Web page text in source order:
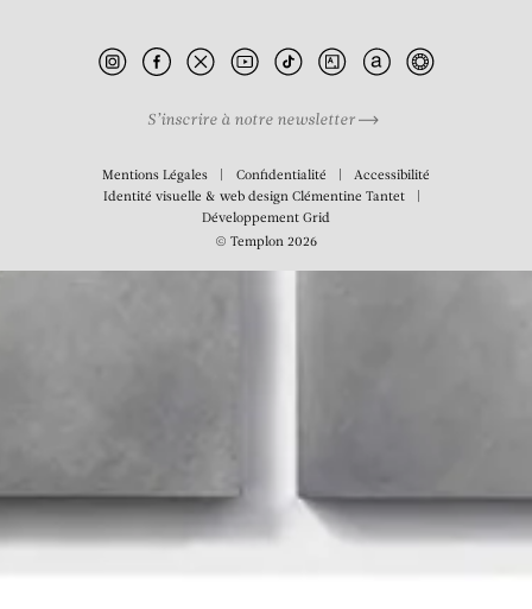
Lignes de vie (Doris) #7
S’inscrire à notre newsletter
Mentions Légales Confidentialité
Accessibilité
Identité visuelle & web design Clémentine Tantet
Développement Grid
© Templon 2026